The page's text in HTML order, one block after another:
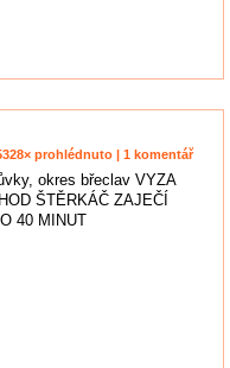
prohlédnuto | 1 komentář
okres břeclav VYZA
ŠTĚRKÁČ ZAJEČÍ
40 MINUT